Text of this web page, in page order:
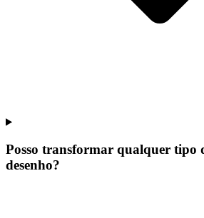
Posso transformar qualquer tipo
desenho?